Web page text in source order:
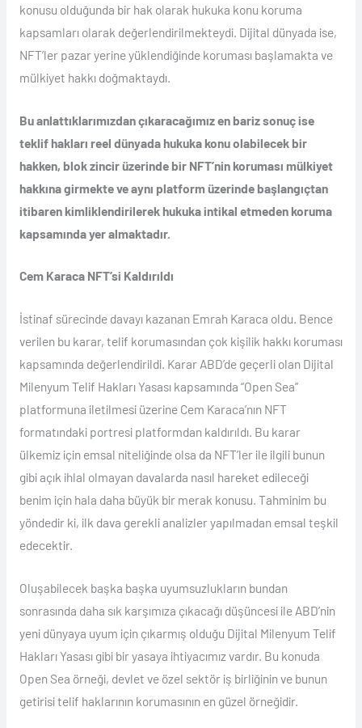
konusu olduğunda bir hak olarak hukuka konu koruma
kapsamları olarak değerlendirilmekteydi. Dijital dünyada ise,
NFT’ler pazar yerine yüklendiğinde koruması başlamakta ve
mülkiyet hakkı doğmaktaydı.
Bu anlattıklarımızdan çıkaracağımız en bariz sonuç ise
teklif hakları reel dünyada hukuka konu olabilecek bir
hakken, blok zincir üzerinde bir NFT’nin koruması mülkiyet
hakkına girmekte ve aynı platform üzerinde başlangıçtan
itibaren kimliklendirilerek hukuka intikal etmeden koruma
kapsamında yer almaktadır.
Cem Karaca NFT’si Kaldırıldı
İstinaf sürecinde davayı kazanan Emrah Karaca oldu. Bence
verilen bu karar, telif korumasından çok kişilik hakkı koruması
kapsamında değerlendirildi. Karar ABD’de geçerli olan Dijital
Milenyum Telif Hakları Yasası kapsamında “Open Sea”
platformuna iletilmesi üzerine Cem Karaca’nın NFT
formatındaki portresi platformdan kaldırıldı. Bu karar
ülkemiz için emsal niteliğinde olsa da NFT’ler ile ilgili bunun
gibi açık ihlal olmayan davalarda nasıl hareket edileceği
benim için hala daha büyük bir merak konusu. Tahminim bu
yöndedir ki, ilk dava gerekli analizler yapılmadan emsal teşkil
edecektir.
Oluşabilecek başka başka uyumsuzlukların bundan
sonrasında daha sık karşımıza çıkacağı düşüncesi ile ABD’nin
yeni dünyaya uyum için çıkarmış olduğu Dijital Milenyum Telif
Hakları Yasası gibi bir yasaya ihtiyacımız vardır. Bu konuda
Open Sea örneği, devlet ve özel sektör iş birliğinin ve bunun
getirisi telif haklarının korumasının en güzel örneğidir.